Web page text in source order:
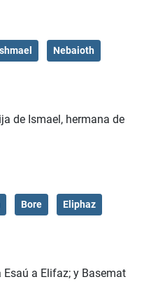
Nebaioth
de Ismael, hermana de
Bore Eliphaz
a Elifaz; y Basemat